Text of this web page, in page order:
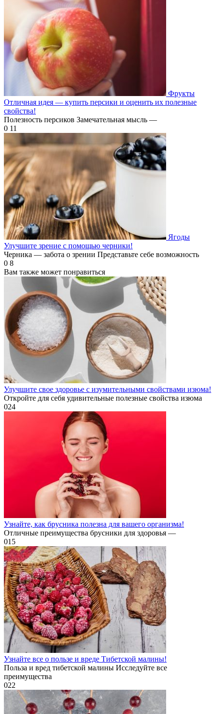
Фрукты
Отличная идея — купить персики и оценить их полезные
свойства!
Полезность персиков Замечательная мысль —
0 11
Ягоды
Улучшите зрение с помощью черники!
Черника — забота о зрении Представьте себе возможность
0 8
Вам также может понравиться
Улучшите свое здоровье с изумительными свойствами изюма!
Откройте для себя удивительные полезные свойства изюма
024
Узнайте, как брусника полезна для вашего организма!
Отличные преимущества брусники для здоровья —
015
Узнайте все о пользе и вреде Тибетской малины!
Польза и вред тибетской малины Исследуйте все
преимущества
022